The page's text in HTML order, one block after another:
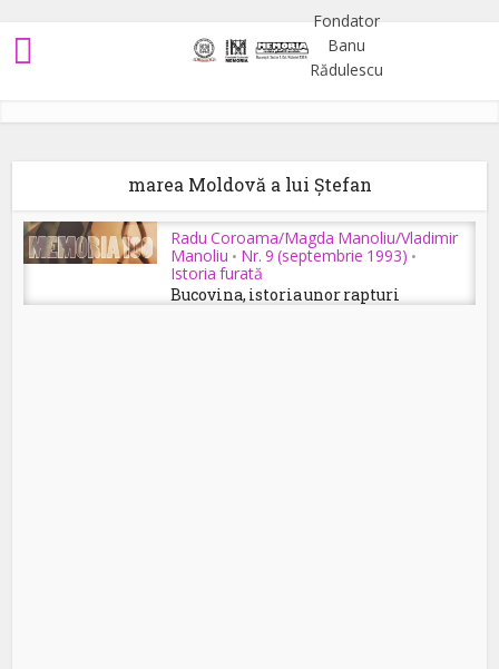
marea Moldovă a lui Ștefan
Radu Coroama/Magda Manoliu/Vladimir
Manoliu • Nr. 9 (septembrie 1993) •
Istoria furată
Bucovina, istoria unor rapturi